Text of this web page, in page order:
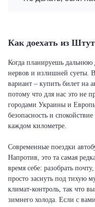
Как доехать из
Когда планируешь дальнюю
нервов и излишней суеты.
вариант – купить билет на
потому что для нас это не
городами Украины и
безопасность и
каждом километре.
Современные поездки
Напротив, это та самая
время себе: разобрать
просто заснуть под тихую
климат-контроль, так что
зимнего холода. Если с